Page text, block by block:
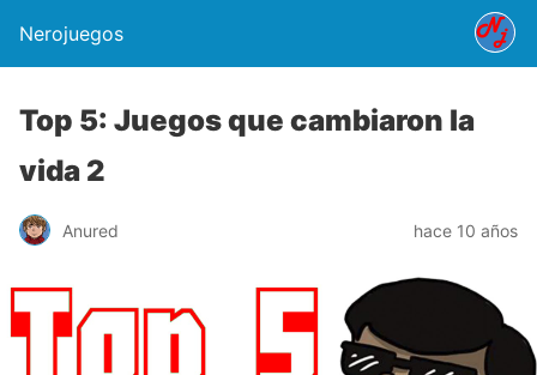
Nerojuegos
Top 5: Juegos que cambiaron la
vida 2
Anured hace 10 años